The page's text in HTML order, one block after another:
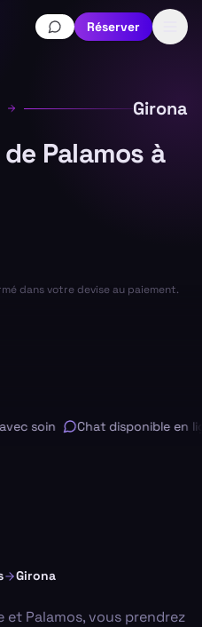
Réserver
Girona
Palamos à
dans votre devise au paiement.
soin Chat disponible en
Girona
Palamos, vous prendrez